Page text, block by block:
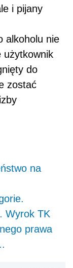
i pijany
alkoholu nie
użytkownik
do
zostać
na
Wyrok TK
prawa